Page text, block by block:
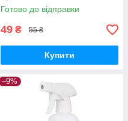
Готово до відправки
49 ₴ 55 ₴
Купити
–9%